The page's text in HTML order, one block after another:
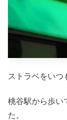
ストラベをいつ
桃谷駅から歩い
た。